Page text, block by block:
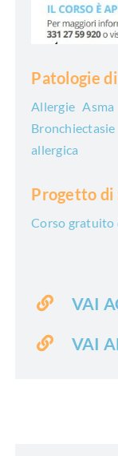
Patologie
Allergie Asma
Bronchiectasie
allergica
Progetto
Corso gratuito
VAI
VAI